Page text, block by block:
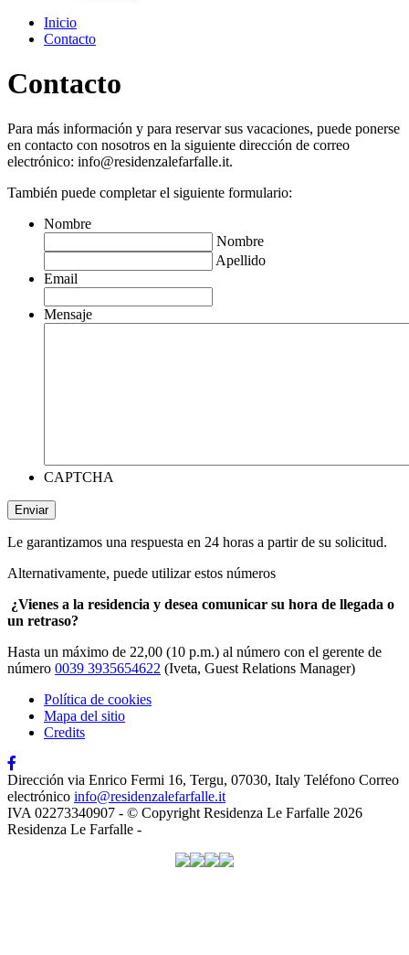
Inicio
Contacto
Contacto
Para más información y para reservar sus vacaciones, puede ponerse
en contacto con nosotros en la siguiente dirección de correo
electrónico: info@residenzalefarfalle.it.
También puede completar el siguiente formulario:
Nombre
Nombre
Apellido
Email
Mensaje
CAPTCHA
Le garantizamos una respuesta en 24 horas a partir de su solicitud.
Alternativamente, puede utilizar estos números
¿Vienes a la residencia y desea comunicar su hora de llegada o
un retraso?
Hasta un máximo de 22,00 (10 p.m.) al número con el gerente de
número 0039 3935654622 (Iveta, Guest Relations Manager)
Política de cookies
Mapa del sitio
Credits
Dirección via Enrico Fermi 16, Tergu, 07030, Italy Teléfono Correo
electrónico info@residenzalefarfalle.it
IVA 02273340907 - © Copyright Residenza Le Farfalle 2026
Residenza Le Farfalle -